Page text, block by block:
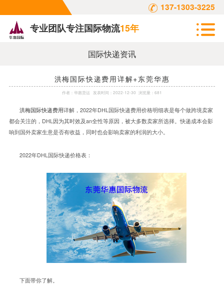
137-1303-3225
专业团队专注国际物流15年
国际快递资讯
洪梅国际快递费用详解+东莞华惠
作者： 华惠货运 发表时间： 2022-12-30 浏览量：681
洪梅国际快递费用详解，2022年DHL国际快递费用价格明细表是每个做跨境卖家
都会关注的， DHL因为其时效及an全性等原因，被大多数卖家所选择。快递成本会影
响到国外卖家生意是否有收益，同时也会影响卖家的利润的大小。
2022年DHL国际快递价格表：
下面带你了解。